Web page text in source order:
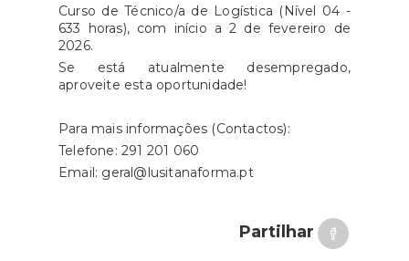
Curso de Técnico/a de Logística (Nível 04 -
633 horas), com início a 2 de fevereiro de
2026.
Se está atualmente desempregado,
aproveite esta oportunidade!
Para mais informações (Contactos):
Telefone: 291 201 060
Email: geral@lusitanaforma.pt
Partilhar